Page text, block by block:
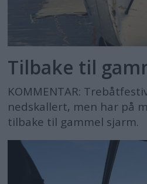
Tilbake til
KOMMENTAR:
nedskallert, men har på
tilbake til gammel sjarm.